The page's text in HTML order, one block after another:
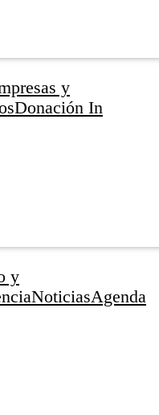
y
Donación In
y
NoticiasAgenda